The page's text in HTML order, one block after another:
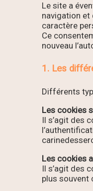
Le site a
navigation et
caractère
Ce
nouveau
1. Les
Différents
Les cookies
Il s’agit des
Les cookies
Il s’agit des
plus souvent